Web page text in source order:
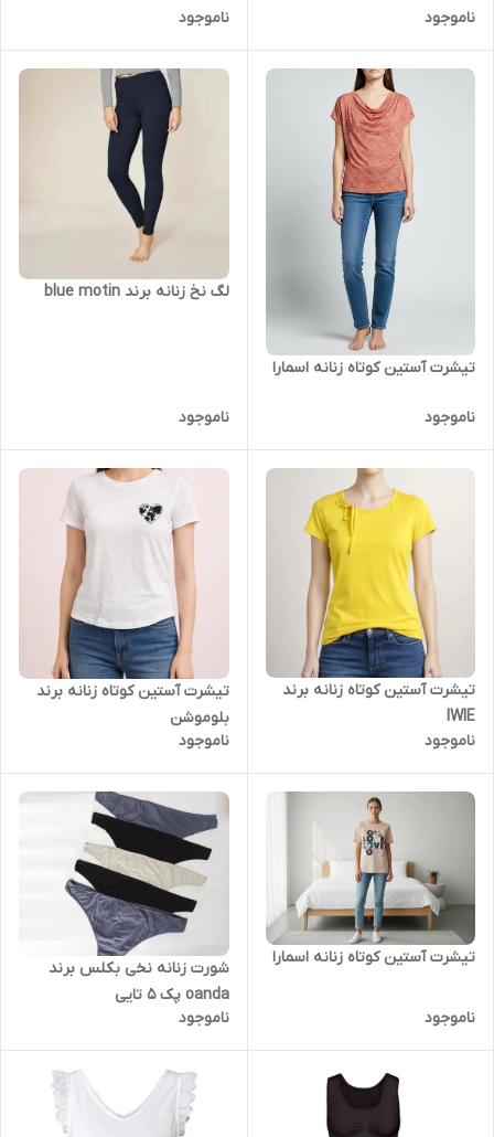
ناموجود ناموجود
تیشرت آستین کوتاه زنانه اسمارا
ناموجود
لگ نخ زنانه برند blue motin
ناموجود
تیشرت آستین کوتاه زنانه برند
IWIE
ناموجود
تیشرت آستین کوتاه زنانه برند
بلوموشن
ناموجود
تیشرت آستین کوتاه زنانه اسمارا
ناموجود
شورت زنانه نخی بکلس برند
oanda پک 5 تایی
ناموجود